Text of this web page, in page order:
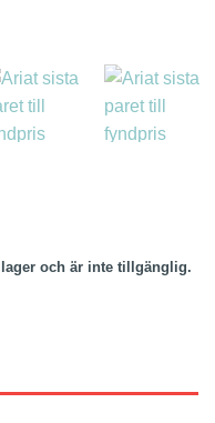
och är inte tillgänglig.